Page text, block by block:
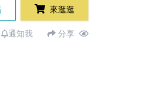
來逛逛
通知我 分享